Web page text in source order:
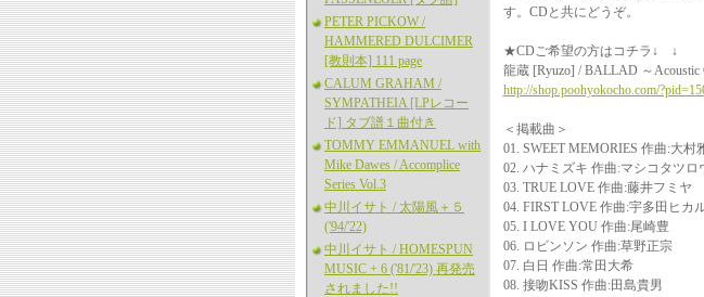
PETER PICKOW /
HAMMERED DULCIMER
[教則本] 111 page
CALUM GRAHAM /
SYMPATHEIA [LPレコー
ド] タブ譜１曲付き
TOMMY EMMANUEL with
Mike Dawes / Accomplice
Series Vol.3
中川イサト / 太陽風＋５
('94/'22)
中川イサト / HOMESPUN
MUSIC + 6 ('81/'23) 再発売
されました!!
す。CDと共にどうぞ。
★CDご希望の方はコチラ↓ ↓
龍蔵 [Ryuzo] / BALLAD ～Acoustic
http://shop.poohyokocho.com/
＜掲載曲＞
01. SWEET MEMORIES 作曲:大村
02. ハナミズキ 作曲:マシコタツロ
03. TRUE LOVE 作曲:藤井フミヤ
04. FIRST LOVE 作曲:宇多田ヒカ
05. I LOVE YOU 作曲:尾崎豊
06. ロビンソン 作曲:草野正宗
07. 白日 作曲:常田大希
08. 接吻KISS 作曲:田島貴男